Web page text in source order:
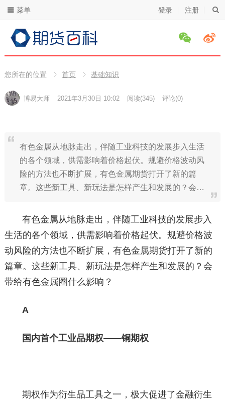
登录 注册
菜单
您所在的位置 首页 基础知识
博易大师 2021年3月30日 10:02 阅读(345) 评论(0)
有色金属从地脉走出，伴随工业科技的发展步入生活
的各个领域，供需影响着价格起伏。规避价格波动风
险的方法也不断扩展，有色金属期货打开了新的篇
章。这些新工具、新玩法是怎样产生和发展的？会…
有色金属从地脉走出，伴随工业科技的发展步入
生活的各个领域，供需影响着价格起伏。规避价格波
动风险的方法也不断扩展，有色金属期货打开了新的
篇章。这些新工具、新玩法是怎样产生和发展的？会
带给有色金属圈什么影响？
A
国内首个工业品期权——铜期权
期权作为衍生品工具之一，极大促进了金融衍生